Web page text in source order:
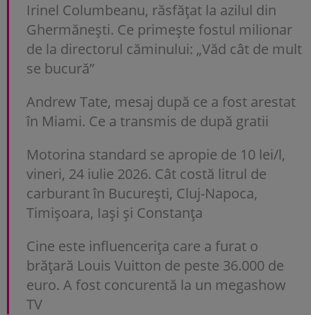
Irinel Columbeanu, răsfățat la azilul din
Ghermănești. Ce primește fostul milionar
de la directorul căminului: „Văd cât de mult
se bucură”
Andrew Tate, mesaj după ce a fost arestat
în Miami. Ce a transmis de după gratii
Motorina standard se apropie de 10 lei/l,
vineri, 24 iulie 2026. Cât costă litrul de
carburant în București, Cluj-Napoca,
Timișoara, Iași și Constanța
Cine este influencerița care a furat o
brățară Louis Vuitton de peste 36.000 de
euro. A fost concurentă la un megashow
TV